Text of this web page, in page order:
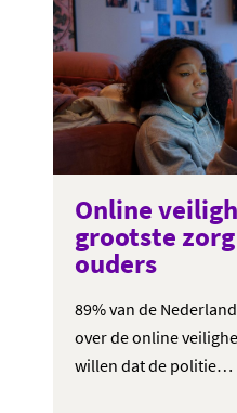
Online
grootste
ouders
89% van de
over de online
willen dat de politie…